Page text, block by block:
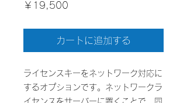
￥19,500
カートに追加する
ライセンスキーをネットワーク対応に
するオプションです。ネットワークラ
イセンスをサーバーに置くことで、同